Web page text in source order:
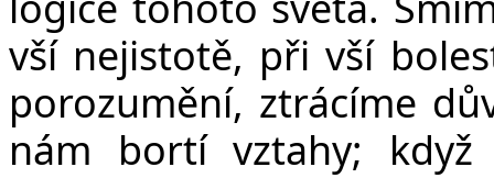
vší nejistotě, při vší
porozumění, ztrácíme
nám bortí vztahy;